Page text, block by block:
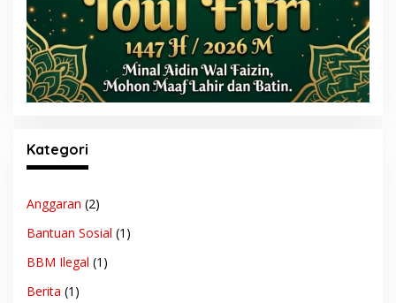
Kategori
Anggaran (2)
Bantuan Sosial (1)
BBM Ilegal (1)
Berita (1)